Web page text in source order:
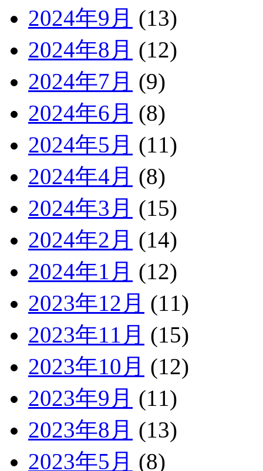
2024年9月 (13)
2024年8月 (12)
2024年7月 (9)
2024年6月 (8)
2024年5月 (11)
2024年4月 (8)
2024年3月 (15)
2024年2月 (14)
2024年1月 (12)
2023年12月 (11)
2023年11月 (15)
2023年10月 (12)
2023年9月 (11)
2023年8月 (13)
2023年5月 (8)